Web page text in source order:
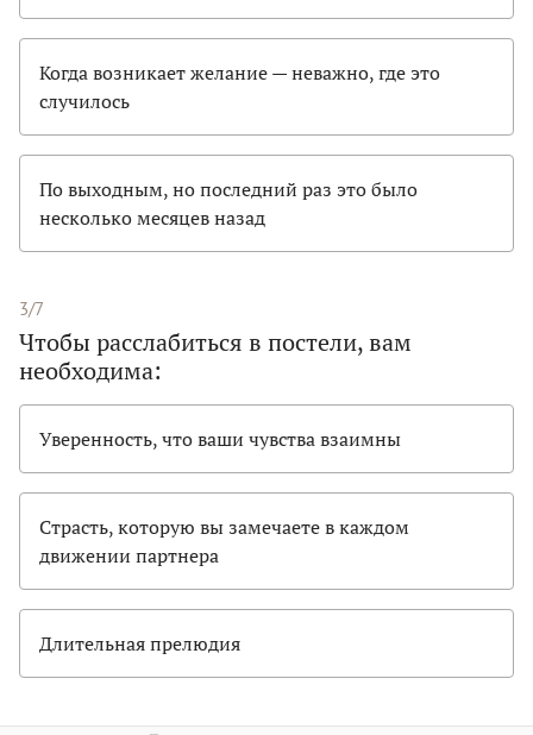
Когда возникает желание — неважно, где это
случилось
По выходным, но последний раз это было
несколько месяцев назад
3/7
Чтобы расслабиться в постели, вам
необходима:
Уверенность, что ваши чувства взаимны
Страсть, которую вы замечаете в каждом
движении партнера
Длительная прелюдия